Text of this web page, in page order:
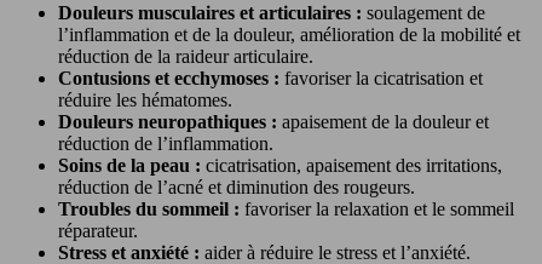
Douleurs musculaires et articulaires : soulagement de
l’inflammation et de la douleur, amélioration de la mobilité et
réduction de la raideur articulaire.
Contusions et ecchymoses : favoriser la cicatrisation et
réduire les hématomes.
Douleurs neuropathiques : apaisement de la douleur et
réduction de l’inflammation.
Soins de la peau : cicatrisation, apaisement des irritations,
réduction de l’acné et diminution des rougeurs.
Troubles du sommeil : favoriser la relaxation et le sommeil
réparateur.
Stress et anxiété : aider à réduire le stress et l’anxiété.